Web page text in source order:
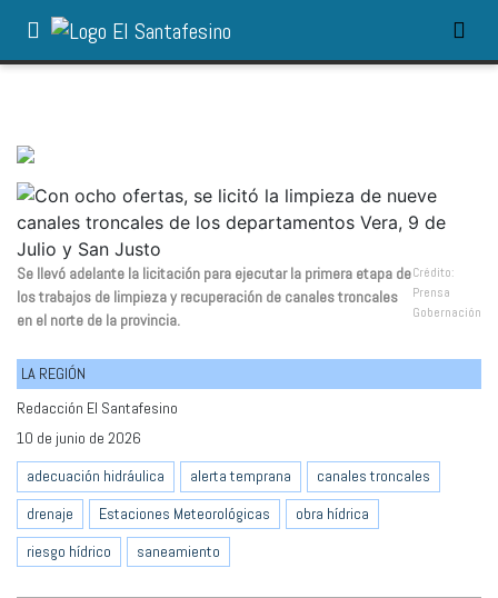
Se llevó adelante la licitación para ejecutar la primera etapa de
los trabajos de limpieza y recuperación de canales troncales
en el norte de la provincia.
Crédito:
Prensa
Gobernación
LA REGIÓN
Redacción El Santafesino
10 de junio de 2026
adecuación hidráulica
alerta temprana
canales troncales
drenaje
Estaciones Meteorológicas
obra hídrica
riesgo hídrico
saneamiento